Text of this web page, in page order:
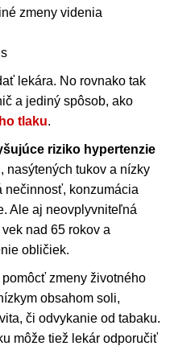
zmeny videnia
lekára. No rovnako tak
a jediný spôsob, ako
tlaku.
riziko hypertenzie
nasýtených tukov a nízky
nečinnosť, konzumácia
Ale aj neovplyvniteľná
nad 65 rokov a
obličiek.
pomôcť zmeny životného
obsahom soli,
či odvykanie od tabaku.
môže tiež lekár odporučiť